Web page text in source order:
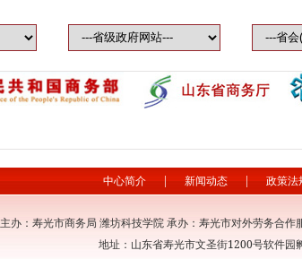
中心简介 | 新闻动态 | 政策法
主办：寿光市商务局 潍坊科技学院 承办：寿光市对外劳务合
地址：山东省寿光市文圣街1200号软件园